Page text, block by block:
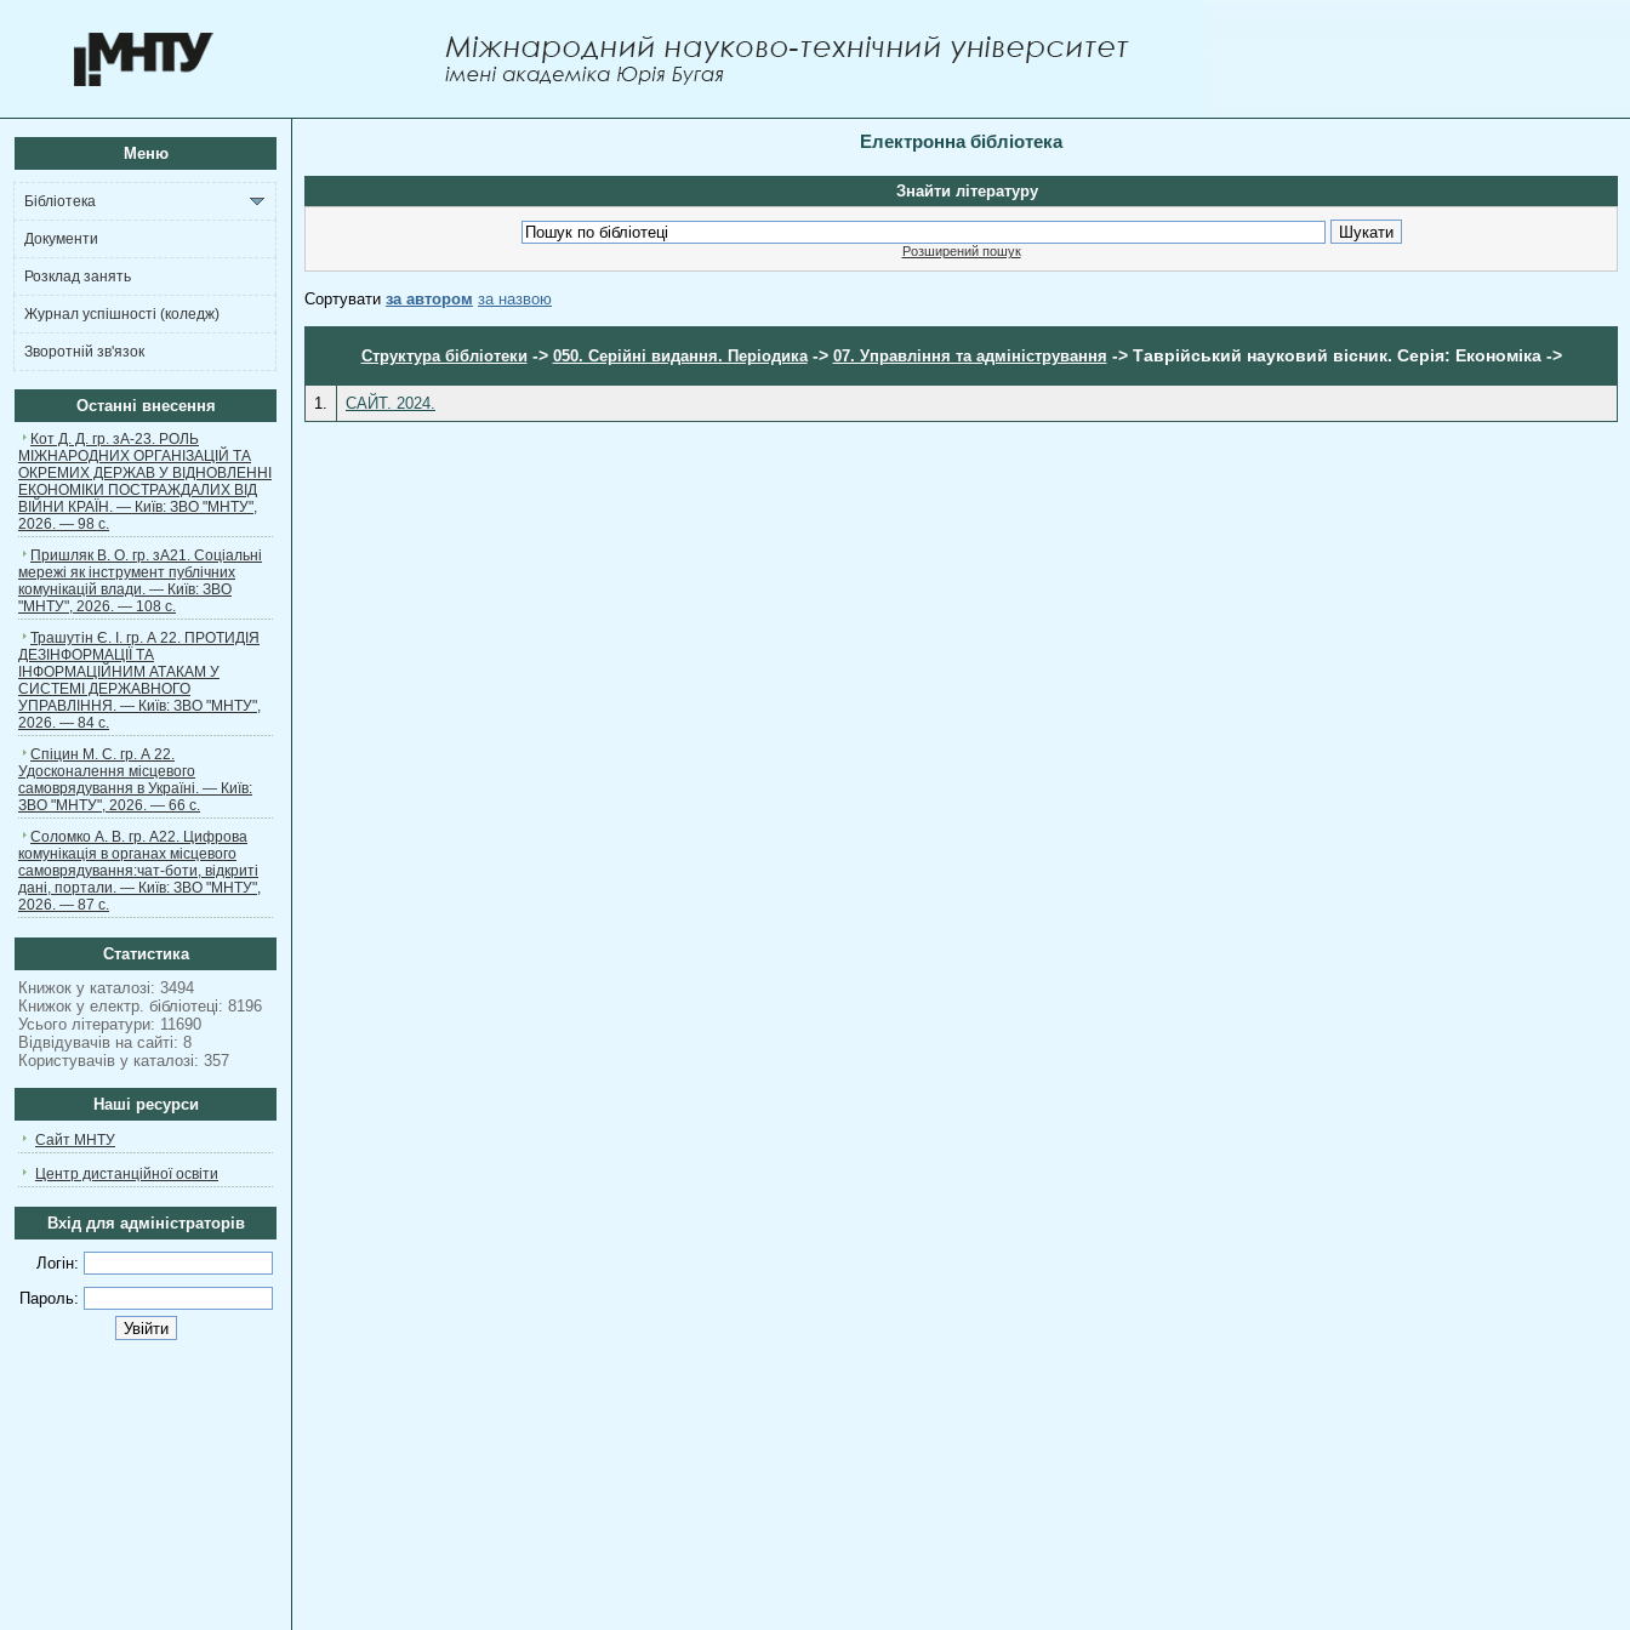
Меню
Бібліотека
Документи
Розклад занять
Журнал успішності (коледж)
Зворотній зв'язок
Останні внесення
Кот Д. Д. гр. зА-23. РОЛЬ
МІЖНАРОДНИХ ОРГАНІЗАЦІЙ ТА
ОКРЕМИХ ДЕРЖАВ У ВІДНОВЛЕННІ
ЕКОНОМІКИ ПОСТРАЖДАЛИХ ВІД
ВІЙНИ КРАЇН. — Київ: ЗВО "МНТУ",
2026. — 98 с.
Пришляк В. О. гр. зА21. Соціальні
мережі як інструмент публічних
комунікацій влади. — Київ: ЗВО
"МНТУ", 2026. — 108 с.
Трашутін Є. І. гр. А 22. ПРОТИДІЯ
ДЕЗІНФОРМАЦІЇ ТА
ІНФОРМАЦІЙНИМ АТАКАМ У
СИСТЕМІ ДЕРЖАВНОГО
УПРАВЛІННЯ. — Київ: ЗВО "МНТУ",
2026. — 84 с.
Спіцин М. С. гр. А 22.
Удосконалення місцевого
самоврядування в Україні. — Київ:
ЗВО "МНТУ", 2026. — 66 с.
Соломко А. В. гр. А22. Цифрова
комунікація в органах місцевого
самоврядування:чат-боти, відкриті
дані, портали. — Київ: ЗВО "МНТУ",
2026. — 87 с.
Статистика
Книжок у каталозі: 3494
Книжок у електр. бібліотеці: 8196
Усього літератури: 11690
Відвідувачів на сайті: 8
Користувачів у каталозі: 357
Наші ресурси
Сайт МНТУ
Центр дистанційної освіти
Вхід для адміністраторів
Логін:
Пароль:
Електронна бібліотека
Знайти літературу
Розширений пошук
Сортувати за автором за назвою
Структура бібліотеки -> 050. Серійні видання. Періодика-> 07. Управління та адміністрування -> Таврійський науковий вісник. Серія: Економіка ->
1. САЙТ. 2024.